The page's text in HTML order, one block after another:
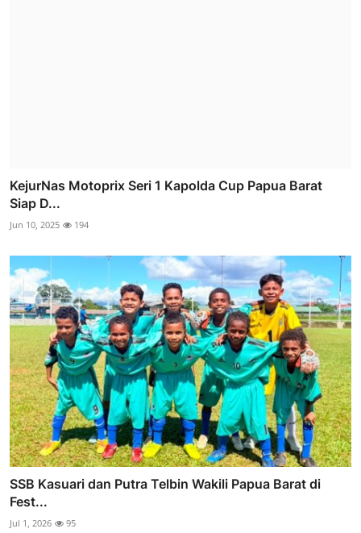
KejurNas Motoprix Seri 1 Kapolda Cup Papua Barat
Siap D...
Jun 10, 2025 194
SSB Kasuari dan Putra Telbin Wakili Papua Barat di
Fest...
Jul 1, 2026 95